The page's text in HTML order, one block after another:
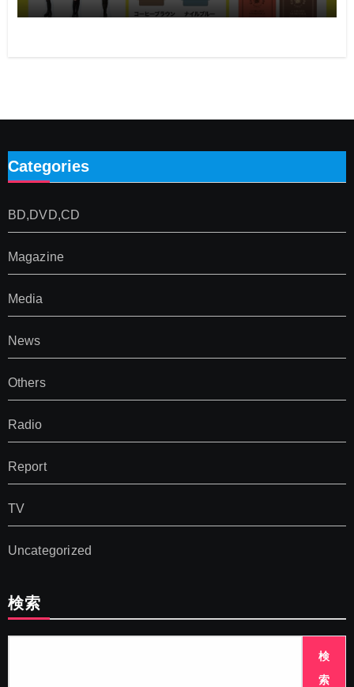
Categories
BD,DVD,CD
Magazine
Media
News
Others
Radio
Report
TV
Uncategorized
検索
検
索